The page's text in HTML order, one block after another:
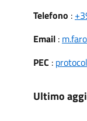
Telefono :
Email:
PEC :
Ultimo